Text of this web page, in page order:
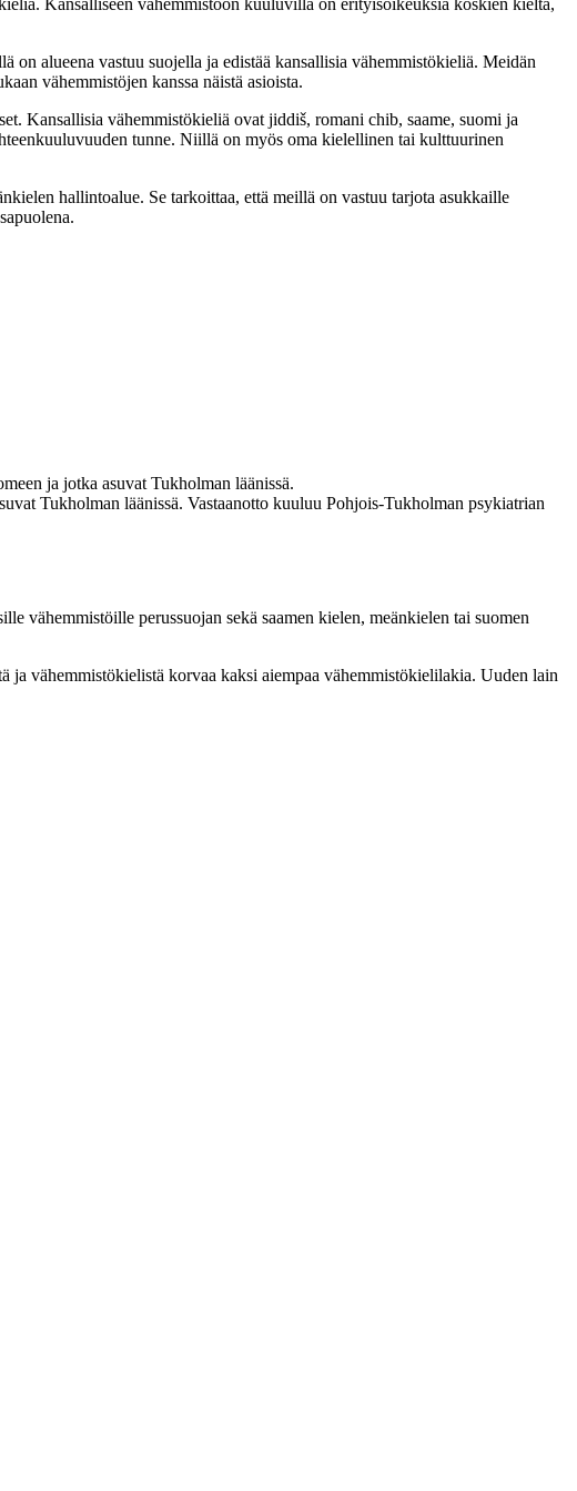
Kansalliseen vähemmistöön kuuluvilla on erityisoikeuksia koskien kieltä,
alueena vastuu suojella ja edistää kansallisia vähemmistökieliä. Meidän
vähemmistöjen kanssa näistä asioista.
Kansallisia vähemmistökieliä ovat jiddiš, romani chib, saame, suomi ja
tunne. Niillä on myös oma kielellinen tai kulttuurinen
hallintoalue. Se tarkoittaa, että meillä on vastuu tarjota asukkaille
ja jotka asuvat Tukholman läänissä.
Tukholman läänissä. Vastaanotto kuuluu Pohjois-Tukholman psykiatrian
vähemmistöille perussuojan sekä saamen kielen, meänkielen tai suomen
vähemmistökielistä korvaa kaksi aiempaa vähemmistökielilakia. Uuden lain